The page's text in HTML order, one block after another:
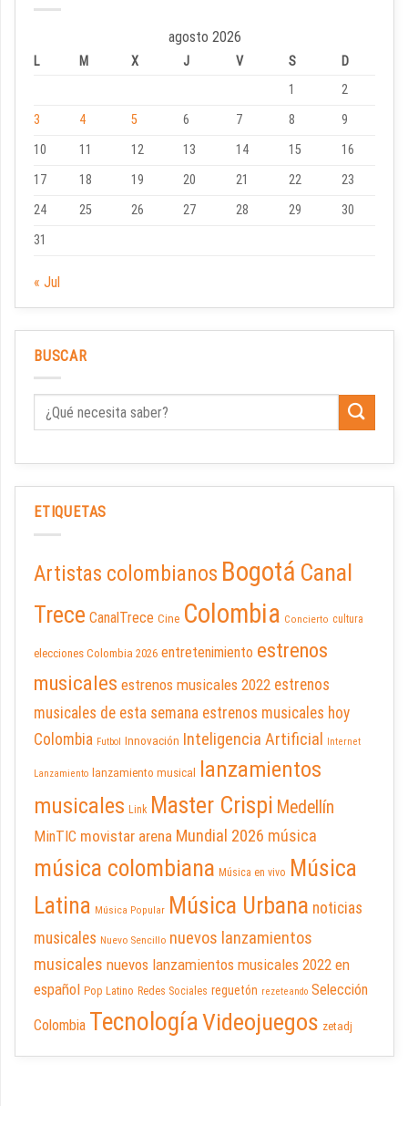
agosto 2026
L M X J V S
D
1
2
3
4 5 6 7 8
9
10
11 12 13 14 15
16
17
18 19 20 21 22
23
24
25 26 27 28 29
30
31
« Jul
BUSCAR
ETIQUETAS
Artistas colombianos Bogotá Canal
Trece CanalTrece Cine Colombia Concierto cultura
elecciones Colombia 2026 entretenimiento estrenos
musicales estrenos musicales 2022 estrenos
musicales de esta semana estrenos musicales hoy
Colombia Futbol Innovación Inteligencia Artificial Internet
Lanzamiento lanzamiento musical lanzamientos
musicales Link Master Crispi Medellín
MinTIC movistar arena Mundial 2026 música
música colombiana Música en vivo Música
Latina Música Popular Música Urbana noticias
musicales Nuevo Sencillo nuevos lanzamientos
musicales nuevos lanzamientos musicales 2022 en
español Pop Latino Redes Sociales reguetón rezeteando Selección
Colombia TecnologíaVideojuegos zetadj